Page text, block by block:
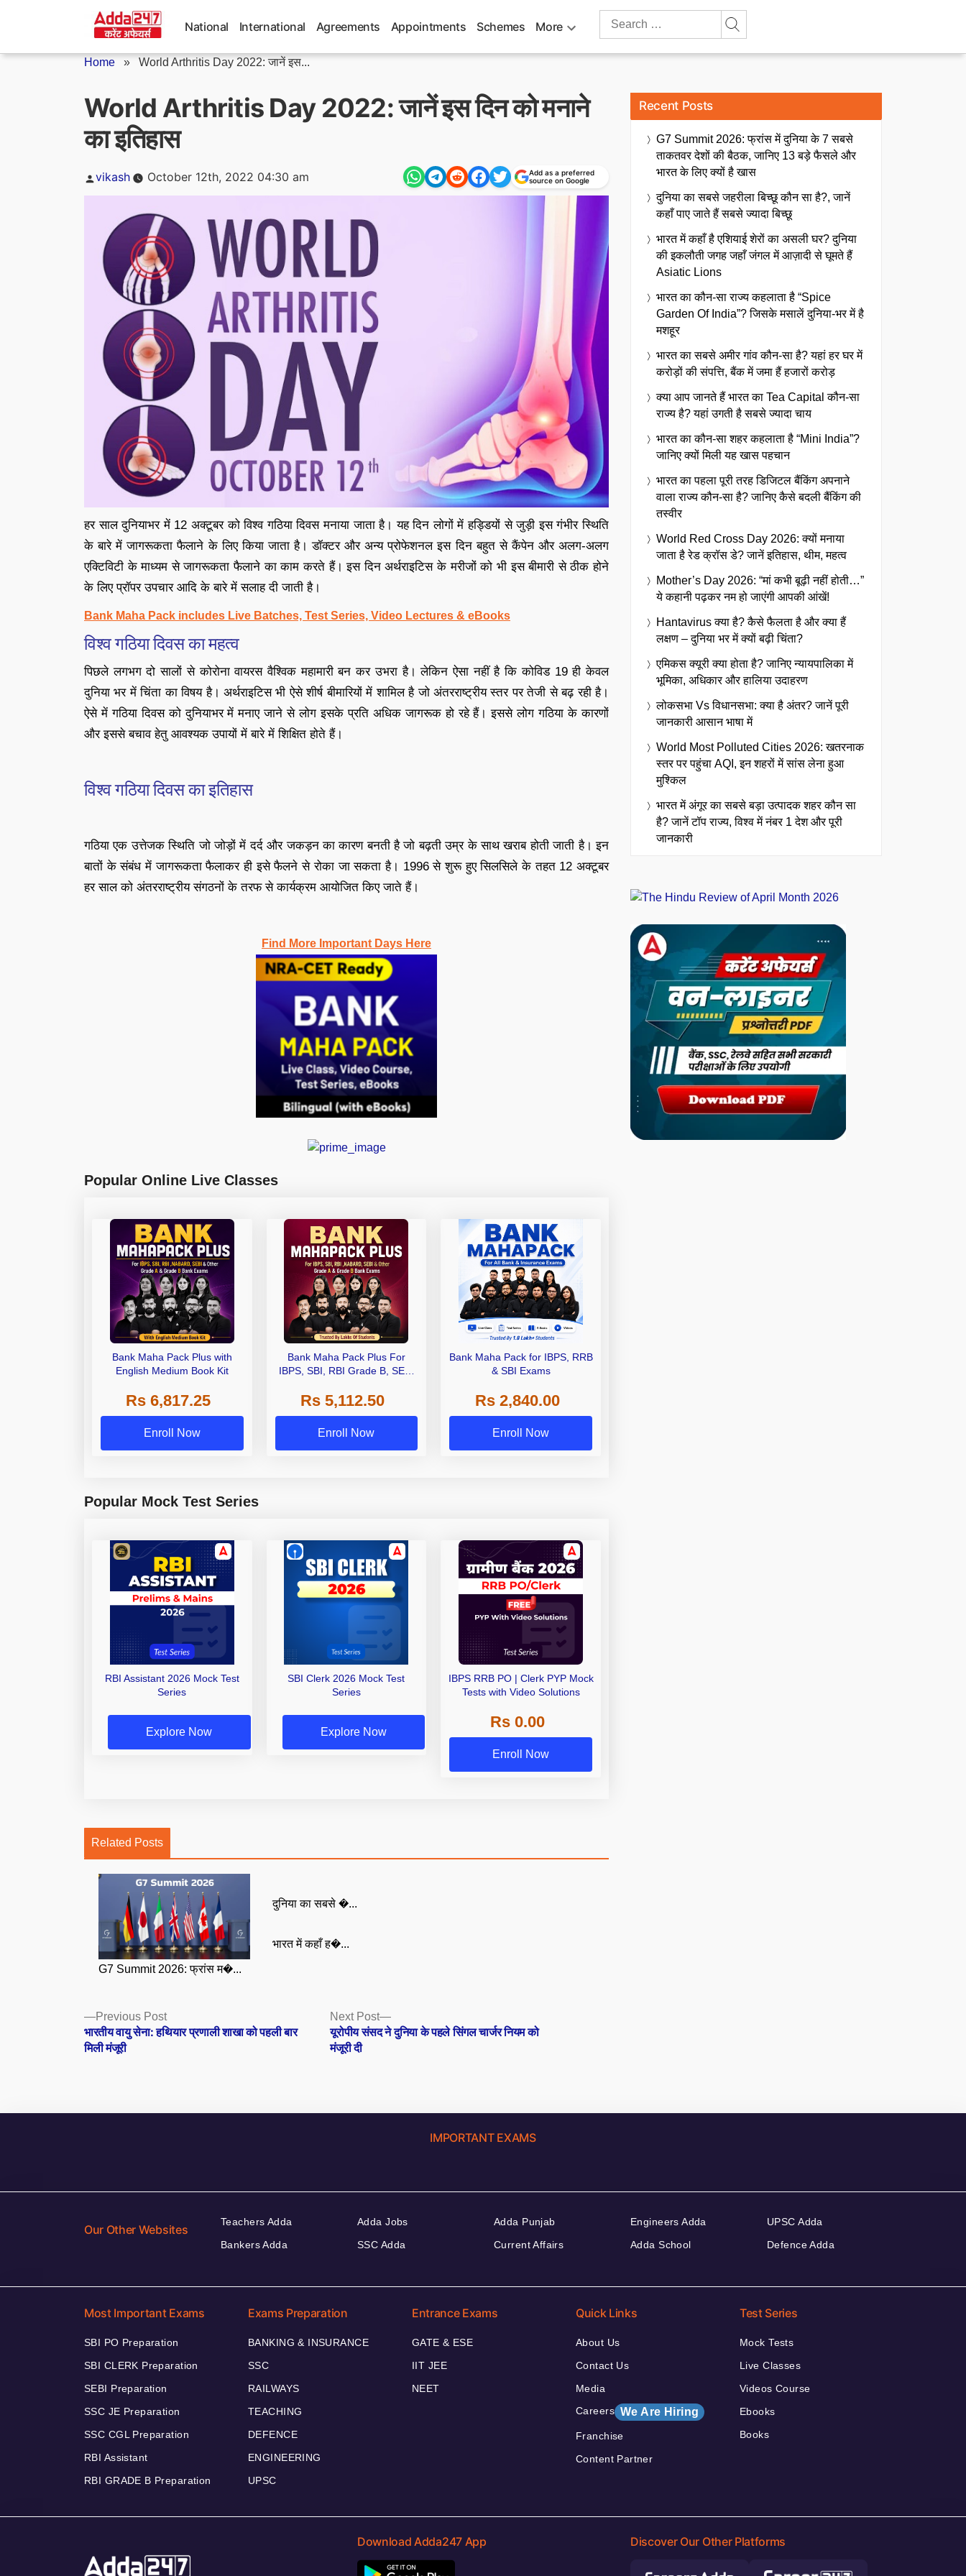
National International Agreements Appointments Schemes More
Search
Home » World Arthritis Day 2022: जानें इस...
World Arthritis Day 2022: जानें इस दिन को मनाने
का इतिहास
Posted
vikash October 12th, 2022 04:30 am
Add as a preferred
source on Google
हर साल दुनियाभर में 12 अक्टूबर को विश्व गठिया दिवस मनाया जाता है। यह दिन लोगों में हड्डियों से जुड़ी इस गंभीर स्थिति
के बारे में जागरूकता फैलाने के लिए किया जाता है। डॉक्टर और अन्य प्रोफेशनल इस दिन बहुत से कैंपेन और अलग-अलग
एक्टिविटी के माध्यम से जागरूकता फैलाने का काम करते हैं। इस दिन अर्थराइटिस के मरीजों को भी इस बीमारी से ठीक होने
के लिए प्रॉपर उपचार आदि के बारे में सलाह दी जाती है।
Bank Maha Pack includes Live Batches, Test Series, Video Lectures & eBooks
विश्व गठिया दिवस का महत्व
पिछले लगभग दो सालों से कोरोना वायरस वैश्विक महामारी बन कर उभरा है। लेकिन ऐसा नहीं है कि कोविड 19 ही केवल
दुनिया भर में चिंता का विषय है। अर्थराइटिस भी ऐसे शीर्ष बीमारियों में शामिल है जो अंतरराष्ट्रीय स्तर पर तेजी से बढ़ रही है।
ऐसे में गठिया दिवस को दुनियाभर में मनाए जाने से लोग इसके प्रति अधिक जागरूक हो रहे हैं। इससे लोग गठिया के कारणों
और इससे बचाव हेतु आवश्यक उपायों में बारे में शिक्षित होते हैं।
विश्व गठिया दिवस का इतिहास
गठिया एक उत्तेजक स्थिति जो जोड़ों में दर्द और जकड़न का कारण बनती है जो बढ़ती उम्र के साथ खराब होती जाती है। इन
बातों के संबंध में जागरूकता फैलाकर ही इसे फैलने से रोका जा सकता है। 1996 से शुरू हुए सिलसिले के तहत 12 अक्टूबर
हर साल को अंतरराष्ट्रीय संगठनों के तरफ से कार्यक्रम आयोजित किए जाते हैं।
Find More Important Days Here
Popular Online Live Classes
Bank Maha Pack Plus with
English Medium Book Kit
Rs 6,817.25
Enroll Now
Bank Maha Pack Plus For
IBPS, SBI, RBI Grade B, SEBI
Other Grade A & Grade B Bank
Exams
Rs 5,112.50
Enroll Now
Bank Maha Pack for IBPS, RRB
& SBI Exams
Rs 2,840.00
Enroll Now
Popular Mock Test Series
RBI Assistant 2026 Mock Test
Series
Explore Now
SBI Clerk 2026 Mock Test
Series
Explore Now
IBPS RRB PO | Clerk PYP Mock
Tests with Video Solutions
Rs 0.00
Enroll Now
Related Posts
G7 Summit 2026: फ्रांस म�...
दुनिया का सबसे �...
भारत में कहाँ ह�...
Posts
navigation
Previous PostPrevious
post:
भारतीय वायु सेना: हथियार प्रणाली शाखा को पहली बार
मिली मंजूरी
Next Post
Next
post:
यूरोपीय संसद ने दुनिया के पहले सिंगल चार्जर नियम को
मंजूरी दी
Recent Posts
G7 Summit 2026: फ्रांस में दुनिया के 7 सबसे
ताकतवर देशों की बैठक, जानिए 13 बड़े फैसले और
भारत के लिए क्यों है खास
दुनिया का सबसे जहरीला बिच्छू कौन सा है?, जानें
कहाँ पाए जाते हैं सबसे ज्यादा बिच्छू
भारत में कहाँ है एशियाई शेरों का असली घर? दुनिया
की इकलौती जगह जहाँ जंगल में आज़ादी से घूमते हैं
Asiatic Lions
भारत का कौन-सा राज्य कहलाता है “Spice
Garden Of India”? जिसके मसालें दुनिया-भर में है
मशहूर
भारत का सबसे अमीर गांव कौन-सा है? यहां हर घर में
करोड़ों की संपत्ति, बैंक में जमा हैं हजारों करोड़
क्या आप जानते हैं भारत का Tea Capital कौन-सा
राज्य है? यहां उगती है सबसे ज्यादा चाय
भारत का कौन-सा शहर कहलाता है “Mini India”?
जानिए क्यों मिली यह खास पहचान
भारत का पहला पूरी तरह डिजिटल बैंकिंग अपनाने
वाला राज्य कौन-सा है? जानिए कैसे बदली बैंकिंग की
तस्वीर
World Red Cross Day 2026: क्यों मनाया
जाता है रेड क्रॉस डे? जानें इतिहास, थीम, महत्व
Mother’s Day 2026: “मां कभी बूढ़ी नहीं होती…”
ये कहानी पढ़कर नम हो जाएंगी आपकी आंखें!
Hantavirus क्या है? कैसे फैलता है और क्या हैं
लक्षण – दुनिया भर में क्यों बढ़ी चिंता?
एमिकस क्यूरी क्या होता है? जानिए न्यायपालिका में
भूमिका, अधिकार और हालिया उदाहरण
लोकसभा Vs विधानसभा: क्या है अंतर? जानें पूरी
जानकारी आसान भाषा में
World Most Polluted Cities 2026: खतरनाक
स्तर पर पहुंचा AQI, इन शहरों में सांस लेना हुआ
मुश्किल
भारत में अंगूर का सबसे बड़ा उत्पादक शहर कौन सा
है? जानें टॉप राज्य, विश्व में नंबर 1 देश और पूरी
जानकारी
IMPORTANT EXAMS
Our Other Websites
Teachers Adda
Bankers Adda
Adda Jobs
SSC Adda
Adda Punjab
Current Affairs
Engineers Adda
Adda School
UPSC Adda
Defence Adda
Most Important Exams
SBI PO Preparation
SBI CLERK Preparation
SEBI Preparation
SSC JE Preparation
SSC CGL Preparation
RBI Assistant
RBI GRADE B Preparation
Exams Preparation
BANKING & INSURANCE
SSC
RAILWAYS
TEACHING
DEFENCE
ENGINEERING
UPSC
Entrance Exams
GATE & ESE
IIT JEE
NEET
Quick Links
About Us
Contact Us
Media
Careers We Are Hiring
Franchise
Content Partner
Test Series
Mock Tests
Live Classes
Videos Course
Ebooks
Books
Download Adda247 App Discover Our Other Platforms